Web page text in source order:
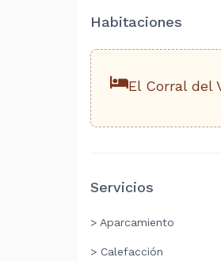
Habitaciones
El Corral del
Servicios
> Aparcamiento
> Calefacción